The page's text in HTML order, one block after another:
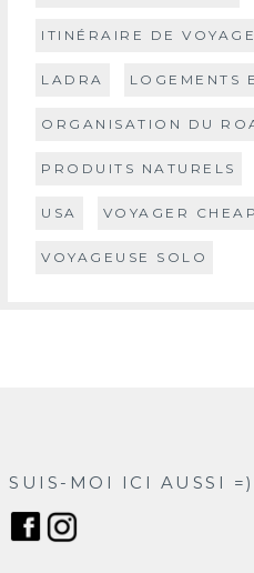
ITINÉRAIRE DE VOYAGE
LADRA LOGEMENTS
ORGANISATION DU
PRODUITS NATURELS
USA VOYAGER CHEAP
VOYAGEUSE SOLO
SUIS-MOI ICI AUSSI =)